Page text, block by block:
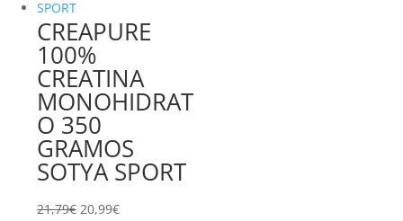
CREAPURE
100%
CREATINA
MONOHIDRAT
O 350
GRAMOS
SOTYA SPORT
21,79€ El
20,99€El